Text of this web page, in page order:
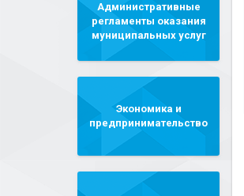
Административные
регламенты оказания
муниципальных услуг
Экономика и
предпринимательство